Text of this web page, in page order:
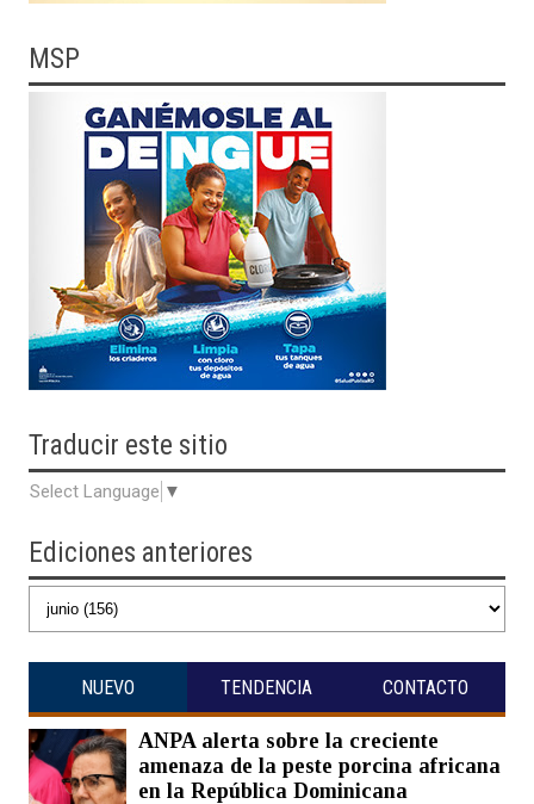
MSP
Traducir este sitio
Select Language ▼
Ediciones anteriores
NUEVO TENDENCIA CONTACTO
ANPA alerta sobre la creciente
amenaza de la peste porcina africana
en la República Dominicana